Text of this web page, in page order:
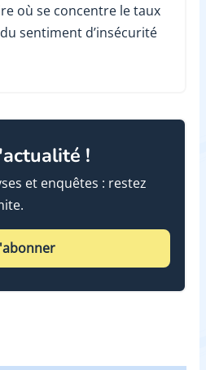
où se concentre le taux
sentiment d’insécurité
!
et enquêtes : restez